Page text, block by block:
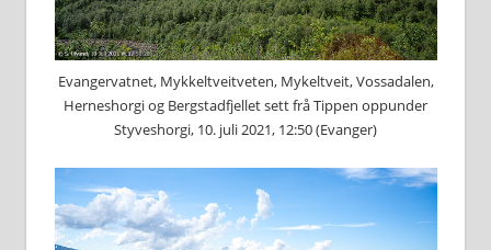
Evangervatnet, Mykkeltveitveten, Mykeltveit, Vossadalen,
Herneshorgi og Bergstadfjellet sett frå Tippen oppunder
Styveshorgi, 10. juli 2021, 12:50 (Evanger)